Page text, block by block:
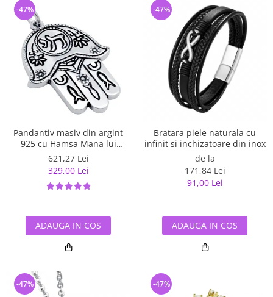
Pandantiv masiv din argint
925 cu Hamsa Mana lui
Fatima
621,27 Lei
329,00 Lei
-47%
ADAUGA IN COS
Bratara piele naturala cu
infinit si inchizatoare din inox
de la
171,84 Lei
91,00 Lei
-47%
ADAUGA IN COS
-47% -47%